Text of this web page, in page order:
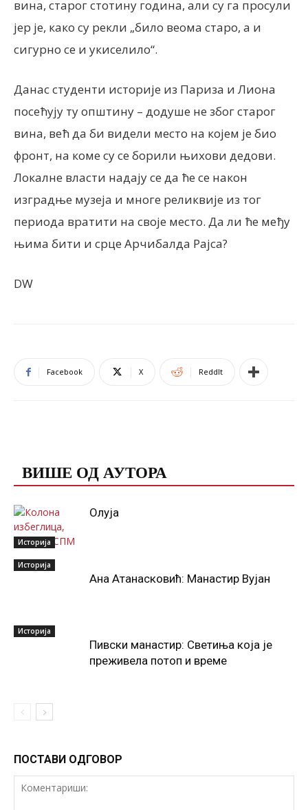
вина, старог стотину година, али су га просули
јер је, како су рекли „било веома старо, а и
сигурно се и укиселило“.
Данас студенти историје из Париза и Лиона
посећују ту општину – додуше не због старог
вина, већ да би видели место на којем је био
фронт, на коме су се борили њихови дедови.
Локалне власти надају се да ће се након
изградње музеја и многе реликвије из тог
периода вратити на своје место. Да ли ће међу
њима бити и срце Арчибалда Рајса?
DW
Facebook X ReddIt
ВИШЕ ОД АУТОРА
Историја
Олуја
Историја
Ана Атанасковић: Манастир Вујан
Историја
Пивски манастир: Светиња која је
преживела потоп и време
ПОСТАВИ ОДГОВОР